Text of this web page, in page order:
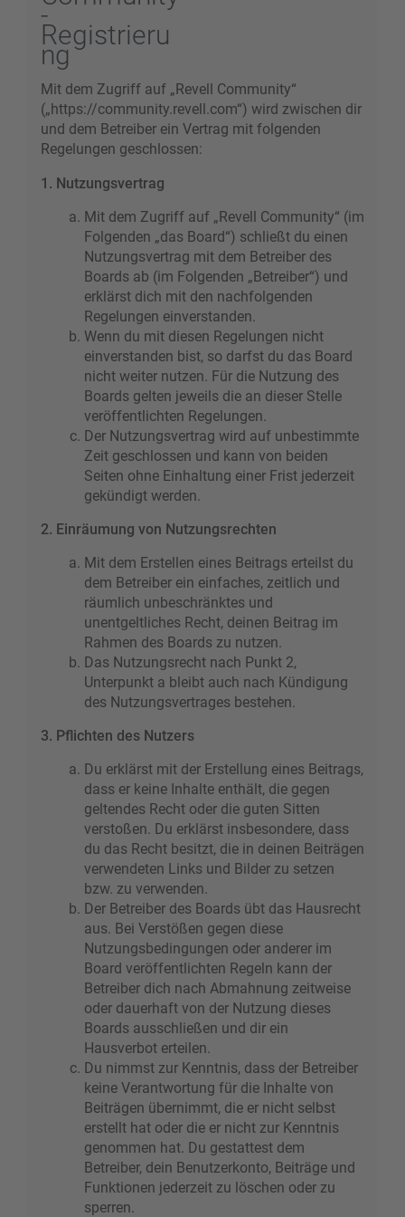
-
Registrieru
ng
Mit dem Zugriff auf „Revell Community“
(„https://community.revell.com“) wird zwischen dir
und dem Betreiber ein Vertrag mit folgenden
Regelungen geschlossen:
1. Nutzungsvertrag
Mit dem Zugriff auf „Revell Community“ (im
Folgenden „das Board“) schließt du einen
Nutzungsvertrag mit dem Betreiber des
Boards ab (im Folgenden „Betreiber“) und
erklärst dich mit den nachfolgenden
Regelungen einverstanden.
Wenn du mit diesen Regelungen nicht
einverstanden bist, so darfst du das Board
nicht weiter nutzen. Für die Nutzung des
Boards gelten jeweils die an dieser Stelle
veröffentlichten Regelungen.
Der Nutzungsvertrag wird auf unbestimmte
Zeit geschlossen und kann von beiden
Seiten ohne Einhaltung einer Frist jederzeit
gekündigt werden.
2. Einräumung von Nutzungsrechten
Mit dem Erstellen eines Beitrags erteilst du
dem Betreiber ein einfaches, zeitlich und
räumlich unbeschränktes und
unentgeltliches Recht, deinen Beitrag im
Rahmen des Boards zu nutzen.
Das Nutzungsrecht nach Punkt 2,
Unterpunkt a bleibt auch nach Kündigung
des Nutzungsvertrages bestehen.
3. Pflichten des Nutzers
Du erklärst mit der Erstellung eines Beitrags,
dass er keine Inhalte enthält, die gegen
geltendes Recht oder die guten Sitten
verstoßen. Du erklärst insbesondere, dass
du das Recht besitzt, die in deinen Beiträgen
verwendeten Links und Bilder zu setzen
bzw. zu verwenden.
Der Betreiber des Boards übt das Hausrecht
aus. Bei Verstößen gegen diese
Nutzungsbedingungen oder anderer im
Board veröffentlichten Regeln kann der
Betreiber dich nach Abmahnung zeitweise
oder dauerhaft von der Nutzung dieses
Boards ausschließen und dir ein
Hausverbot erteilen.
Du nimmst zur Kenntnis, dass der Betreiber
keine Verantwortung für die Inhalte von
Beiträgen übernimmt, die er nicht selbst
erstellt hat oder die er nicht zur Kenntnis
genommen hat. Du gestattest dem
Betreiber, dein Benutzerkonto, Beiträge und
Funktionen jederzeit zu löschen oder zu
sperren.